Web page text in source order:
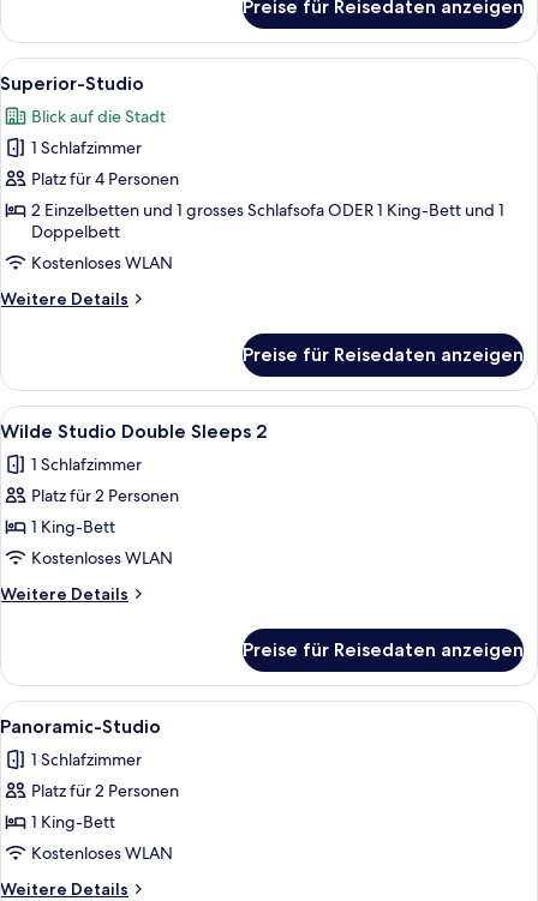
Preise für Reisedaten anzeigen
Alle
Fotos
für
Superior-
Studio
anzeigen
Ein modernes Schlafzimmer mit
12
Superior-Studio
Blick auf die Stadt
1 Schlafzimmer
Platz für 4 Personen
2 Einzelbetten und 1 grosses Schlafsofa ODER 1 King-Bett und 1
Doppelbett
Kostenloses WLAN
Weitere Details
Weitere
Studio
Preise für Reisedaten anzeigen
Alle
Fotos
für
Wilde
Studio
Double
Sleeps
2
Ein Hotelzimmer mit Bett,
5
Wilde Studio Double Sleeps 2
1 Schlafzimmer
Platz für 2 Personen
1 King-Bett
Kostenloses WLAN
Weitere Details
Weitere
Studio
Double
Sleeps
Preise für Reisedaten anzeigen
Alle
Fotos
für
Panoramic-
Studio
anzeigen
Ein Hotelzimmer mit Bett,
5
Panoramic-Studio
1 Schlafzimmer
Platz für 2 Personen
1 King-Bett
Kostenloses WLAN
Weitere Details
Weitere